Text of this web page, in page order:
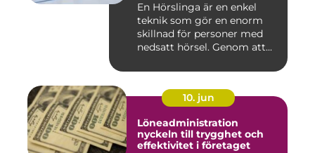
En Hörslinga är en enkel
teknik som gör en enorm
skillnad för personer med
nedsatt hörsel. Genom att...
10. jun
Löneadministration
nyckeln till trygghet och
effektivitet i företaget